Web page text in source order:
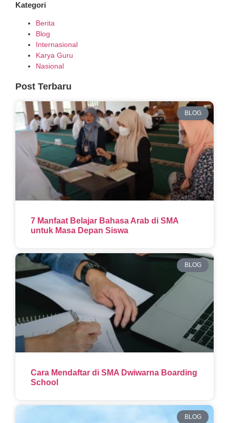
Kategori
Berita
Blog
Internasional
Karya Guru
Nasional
Post Terbaru
BLOG
7 Manfaat Belajar Bahasa Arab di SMA
untuk Masa Depan Siswa
BLOG
Cara Mendaftar di SMA Dwiwarna Boarding
School
BLOG